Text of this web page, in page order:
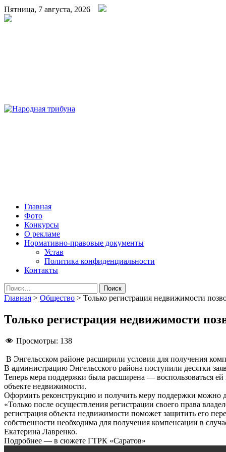
Пятница, 7 августа, 2026
Народная трибуна
Калининская районная газета
Главная
Фото
Конкурсы
О рекламе
Нормативно-правовые документы
Устав
Политика конфиденциальности
Контакты
Найти:
Главная > Общество > Только регистрация недвижимости
Только регистрация недвижимости
Просмотры: 138
В Энгельсском районе расширили условия для получения
В администрацию Энгельсского района поступили десятки
Теперь мера поддержки была расширена — воспользоваться
объекте недвижимости.
Оформить реконструкцию и получить меру поддержки можно
«Только после осуществления регистрации своего права
регистрация объекта недвижимости поможет защитить его
собственности необходима для получения компенсации в
Екатерина Лавренко.
Подробнее — в сюжете ГТРК «Саратов»